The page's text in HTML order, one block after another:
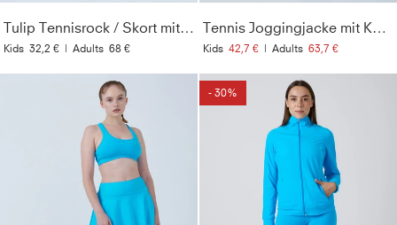
Tulip Tennisrock / Skort mit Taschen, türkis
Kids 32,2 € | Adults 68 €
Tennis Joggingjacke mit Kapuze, türkis
Kids 42,7 € | Adults 63,7 €
- 30%